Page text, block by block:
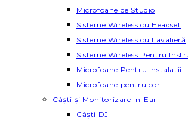
Microfoane de Studio
Sisteme Wireless cu Headset
Sisteme Wireless cu Lavalieră
Sisteme Wireless Pentru
Microfoane Pentru Instalatii
Microfoane pentru cor
Căști și Monitorizare In-Ear
Căști DJ